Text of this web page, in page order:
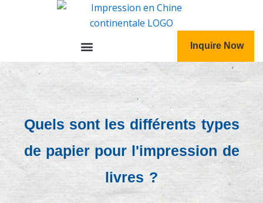
Inquire Now
Quels sont les différents types
de papier pour l'impression de
livres ?